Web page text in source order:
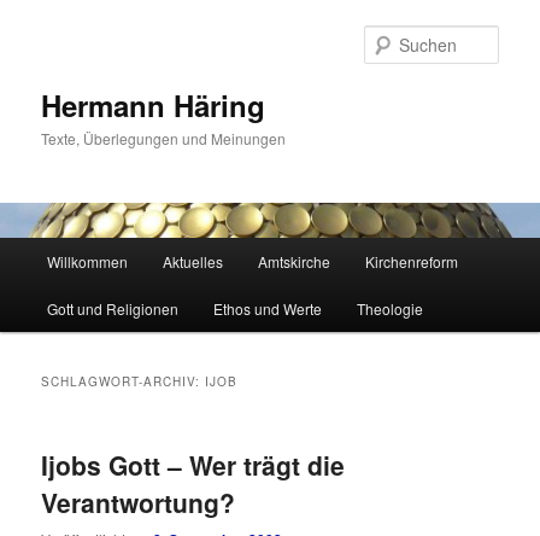
Hermann Häring
Texte, Überlegungen und Meinungen
Willkommen Aktuelles Amtskirche Kirchenreform
Gott und Religionen Ethos und Werte Theologie
SCHLAGWORT-ARCHIV: IJOB
Ijobs Gott – Wer trägt die
Verantwortung?